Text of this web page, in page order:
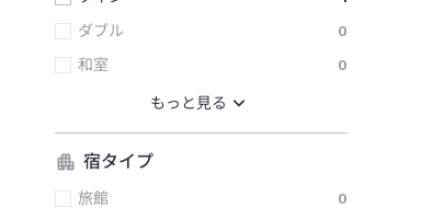
ダブル
0
和室
0
宿タイプ
旅館
0